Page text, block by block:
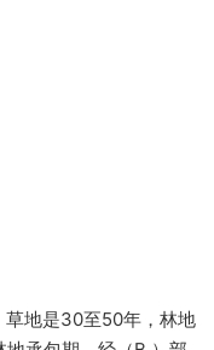
草地是30至50年，林地